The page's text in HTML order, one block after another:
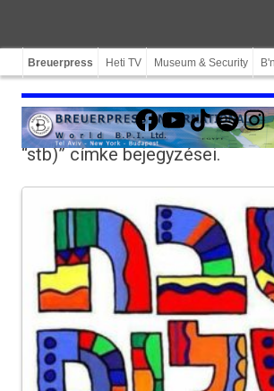
Breuerpress Heti TV Museum & Security
Facebook
YouTube
TikTokSpotify
“stb)”címke bejegyzései.